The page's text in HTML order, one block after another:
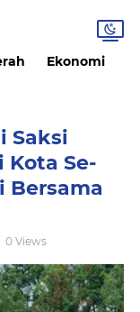
Ekonomi
Saksi
Kota Se-
Bersama
0 Views